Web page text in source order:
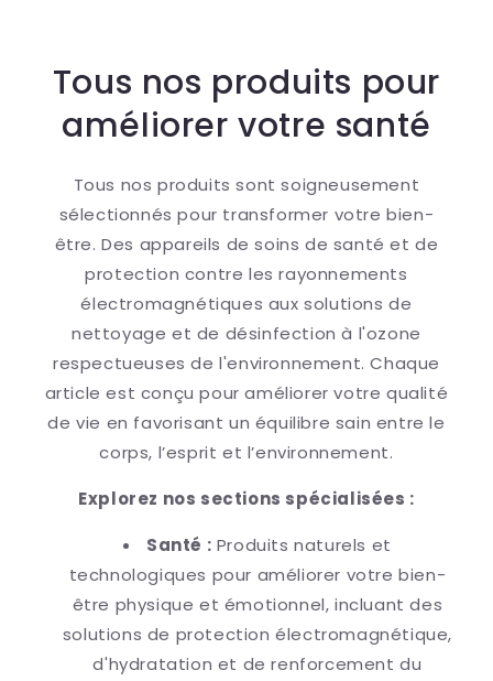
Tous nos produits pour
améliorer votre santé
Tous nos produits sont soigneusement
sélectionnés pour transformer votre bien-
être. Des appareils de soins de santé et de
protection contre les rayonnements
électromagnétiques aux solutions de
nettoyage et de désinfection à l'ozone
respectueuses de l'environnement. Chaque
article est conçu pour améliorer votre qualité
de vie en favorisant un équilibre sain entre le
corps, l’esprit et l’environnement.
Explorez nos sections spécialisées :
Santé : Produits naturels et
technologiques pour améliorer votre bien-
être physique et émotionnel, incluant des
solutions de protection électromagnétique,
d'hydratation et de renforcement du